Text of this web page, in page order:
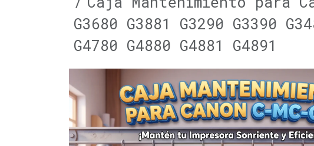
G3680 G3881 G3290 G3390
G4780 G4880 G4881 G4891